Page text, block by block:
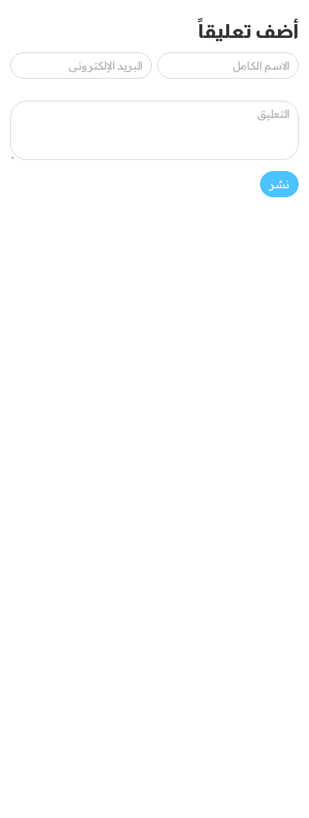
أضف تعليقاً
نشر